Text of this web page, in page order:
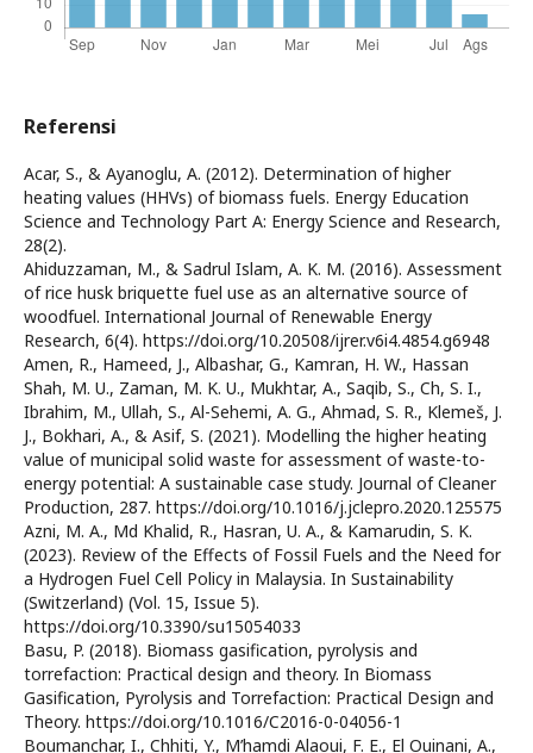
Referensi
Acar, S., & Ayanoglu, A. (2012). Determination of higher
heating values (HHVs) of biomass fuels. Energy Education
Science and Technology Part A: Energy Science and Research,
28(2).
Ahiduzzaman, M., & Sadrul Islam, A. K. M. (2016). Assessment
of rice husk briquette fuel use as an alternative source of
woodfuel. International Journal of Renewable Energy
Research, 6(4). https://doi.org/10.20508/ijrer.v6i4.4854.g6948
Amen, R., Hameed, J., Albashar, G., Kamran, H. W., Hassan
Shah, M. U., Zaman, M. K. U., Mukhtar, A., Saqib, S., Ch, S. I.,
Ibrahim, M., Ullah, S., Al-Sehemi, A. G., Ahmad, S. R., Klemeš, J.
J., Bokhari, A., & Asif, S. (2021). Modelling the higher heating
value of municipal solid waste for assessment of waste-to-
energy potential: A sustainable case study. Journal of Cleaner
Production, 287. https://doi.org/10.1016/j.jclepro.2020.125575
Azni, M. A., Md Khalid, R., Hasran, U. A., & Kamarudin, S. K.
(2023). Review of the Effects of Fossil Fuels and the Need for
a Hydrogen Fuel Cell Policy in Malaysia. In Sustainability
(Switzerland) (Vol. 15, Issue 5).
https://doi.org/10.3390/su15054033
Basu, P. (2018). Biomass gasification, pyrolysis and
torrefaction: Practical design and theory. In Biomass
Gasification, Pyrolysis and Torrefaction: Practical Design and
Theory. https://doi.org/10.1016/C2016-0-04056-1
Boumanchar, I., Chhiti, Y., M’hamdi Alaoui, F. E., El Ouinani, A.,